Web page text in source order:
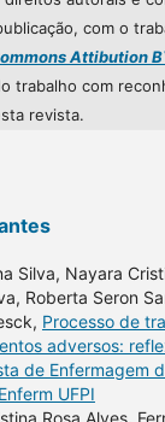
com o
Attibution
trabalho com
revista.
Silva, Nayara
Roberta Seron
Processo de
adversos:
de Enfermagem
UFPI